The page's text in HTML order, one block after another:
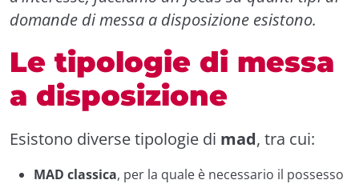
domande di messa a disposizione esistono.
Le tipologie di messa
a disposizione
Esistono diverse tipologie di mad, tra cui:
MAD classica, per la quale è necessario il possesso